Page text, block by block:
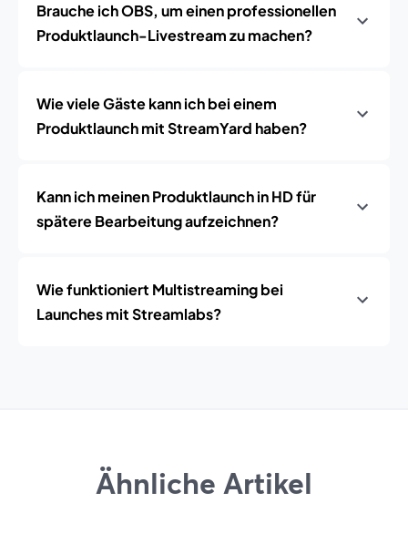
Brauche ich OBS, um einen professionellen
Produktlaunch-Livestream zu machen?
Wie viele Gäste kann ich bei einem
Produktlaunch mit StreamYard haben?
Kann ich meinen Produktlaunch in HD für
spätere Bearbeitung aufzeichnen?
Wie funktioniert Multistreaming bei
Launches mit Streamlabs?
Ähnliche Artikel